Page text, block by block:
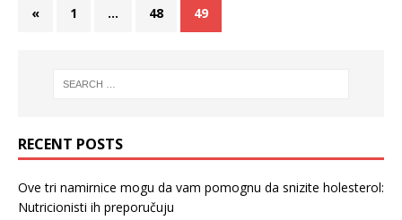
« 1 … 48 49
RECENT POSTS
Ove tri namirnice mogu da vam pomognu da snizite holesterol:
Nutricionisti ih preporučuju